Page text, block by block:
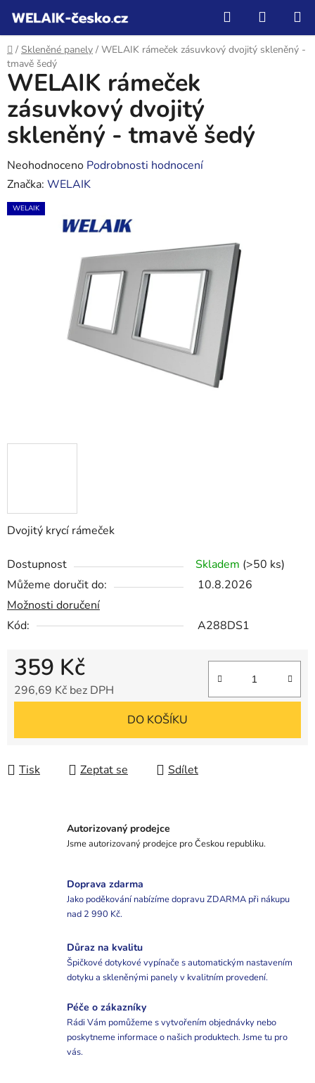
obsah
Hledat
KOŠÍK
Domů
/ Skleněné panely / WELAIK rámeček zásuvkový dvojitý skleněný -
tmavě šedý
Dvojitý krycí rámeček
Dostupnost Skladem (>50 ks)
Můžeme doručit do:
10.8.2026
Možnosti doručení
Kód:
A288DS1
359 Kč
296,69 Kč bez DPH
DO KOŠÍKU
Tisk Zeptat se Sdílet
WELAIK rámeček
zásuvkový dvojitý
skleněný - tmavě šedý
Průměrné
hodnocení
produktu
Neohodnoceno Podrobnosti hodnocení
Značka: WELAIK
WELAIK
Autorizovaný prodejce
Jsme autorizovaný prodejce pro Českou republiku.
Doprava zdarma
Jako poděkování nabízíme dopravu ZDARMA při nákupu
nad 2 990 Kč.
Důraz na kvalitu
Špičkové dotykové vypínače s automatickým nastavením
dotyku a skleněnými panely v kvalitním provedení.
Péče o zákazníky
Rádi Vám pomůžeme s vytvořením objednávky nebo
poskytneme informace o našich produktech. Jsme tu pro
vás.